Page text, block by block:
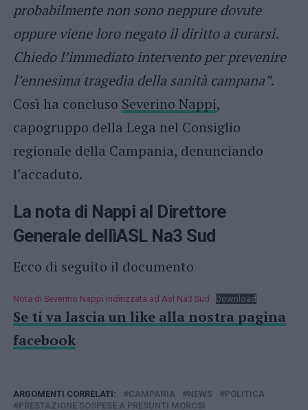
probabilmente non sono neppure dovute
oppure viene loro negato il diritto a curarsi.
Chiedo l’immediato intervento per prevenire
l’ennesima tragedia della sanità campana”.
Così ha concluso Severino Nappi,
capogruppo della Lega nel Consiglio
regionale della Campania, denunciando
l’accaduto.
La nota di Nappi al Direttore
Generale dellìASL Na3 Sud
Ecco di seguito il documento
Nota di Severino Nappi indirizzata ad Asl Na3 Sud Download
Se ti va lascia un like alla nostra pagina
facebook
ARGOMENTI CORRELATI: CAMPANIA NEWS
POLITICA
PRESTAZIONE SOSPESE A PRESUNTI MOROSI